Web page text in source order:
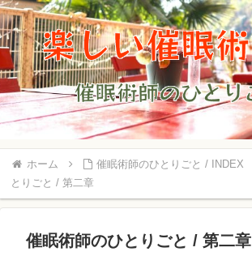
ホーム 催眠術師のひとりごと / INDEX
とりごと / 第二章
催眠術師のひとりごと / 第二章